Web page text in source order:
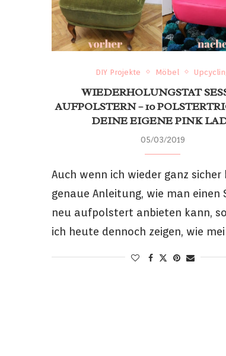
DIY Projekte Möbel
WIEDERHOLUNGSTAT
AUFPOLSTERN – 10
DEINE EIGENE PINK
05/03/2019
Auch wenn ich wieder ganz sicher
genaue Anleitung, wie man einen
neu aufpolstert anbieten kann,
ich heute dennoch zeigen, wie